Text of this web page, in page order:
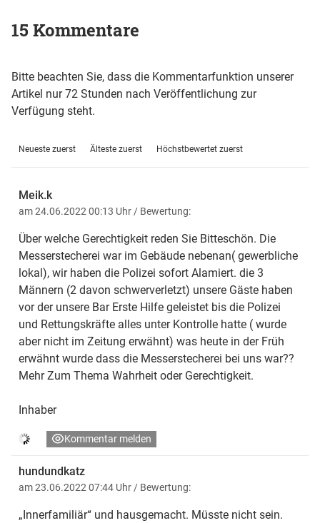
15 Kommentare
Bitte beachten Sie, dass die Kommentarfunktion unserer
Artikel nur 72 Stunden nach Veröffentlichung zur
Verfügung steht.
Neueste zuerst Älteste zuerst Höchstbewertet zuerst
Meik.k
am 24.06.2022 00:13 Uhr / Bewertung:
Über welche Gerechtigkeit reden Sie Bitteschön. Die
Messerstecherei war im Gebäude nebenan( gewerbliche
lokal), wir haben die Polizei sofort Alamiert. die 3
Männern (2 davon schwerverletzt) unsere Gäste haben
vor der unsere Bar Erste Hilfe geleistet bis die Polizei
und Rettungskräfte alles unter Kontrolle hatte ( wurde
aber nicht im Zeitung erwähnt) was heute in der Früh
erwähnt wurde dass die Messerstecherei bei uns war??
Mehr Zum Thema Wahrheit oder Gerechtigkeit.
Inhaber
Kommentar melden
hundundkatz
am 23.06.2022 07:44 Uhr / Bewertung:
„Innerfamiliär“ und hausgemacht. Müsste nicht sein.